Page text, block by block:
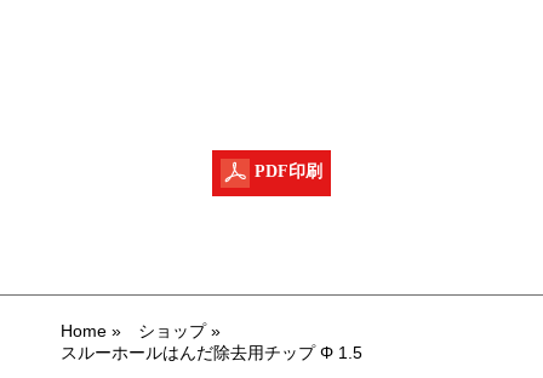
PDF印刷
Home» ショップ»
スルーホールはんだ除去用チップ Φ 1.5